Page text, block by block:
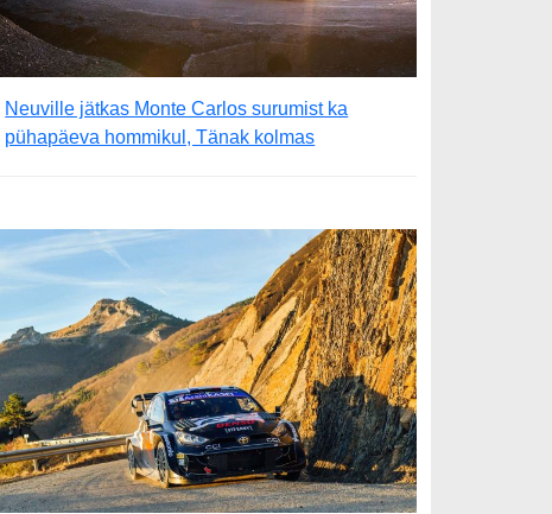
Neuville jätkas Monte Carlos surumist ka
pühapäeva hommikul, Tänak kolmas